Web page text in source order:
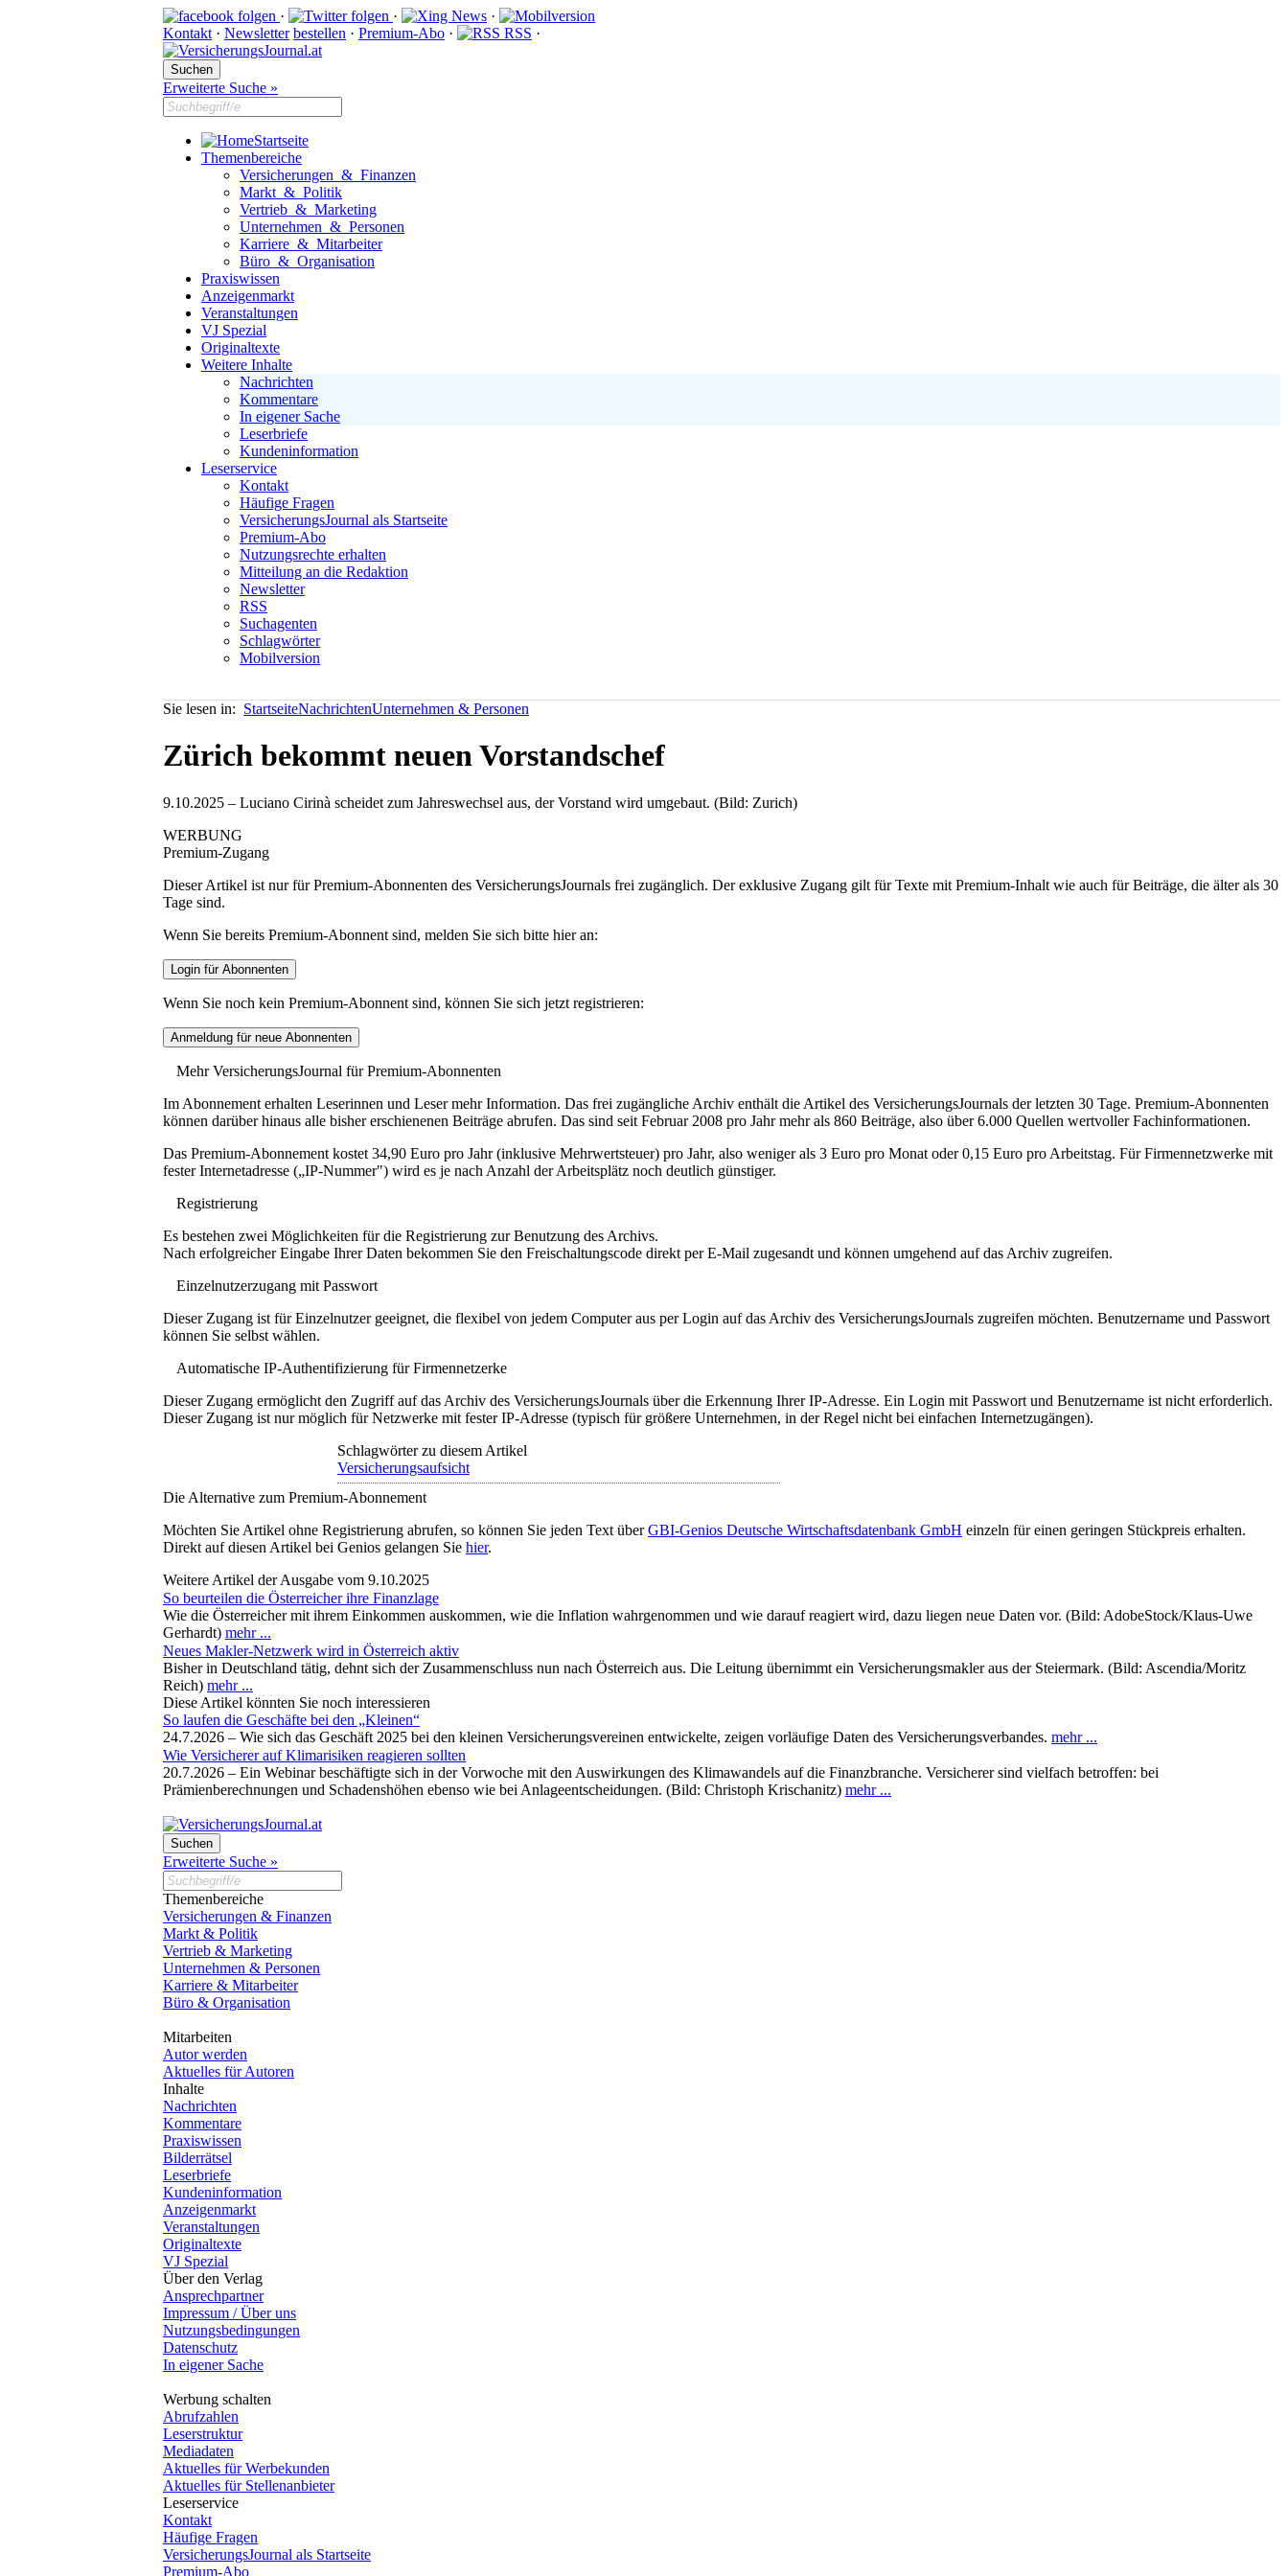
· ·
·
Kontakt · Newsletter bestellen · Premium-Abo · RSS ·
Erweiterte Suche »
Startseite
Themenbereiche
Versicherungen & Finanzen
Markt & Politik
Vertrieb & Marketing
Unternehmen & Personen
Karriere & Mitarbeiter
Büro & Organisation
Praxiswissen
Anzeigenmarkt
Veranstaltungen
VJ Spezial
Originaltexte
Weitere Inhalte
Nachrichten
Kommentare
In eigener Sache
Leserbriefe
Kundeninformation
Leserservice
Kontakt
Häufige Fragen
VersicherungsJournal als Startseite
Premium-Abo
Nutzungsrechte erhalten
Mitteilung an die Redaktion
Newsletter
RSS
Suchagenten
Schlagwörter
Mobilversion
Sie lesen in: StartseiteNachrichtenUnternehmen & Personen
Zürich bekommt neuen Vorstandschef
9.10.2025 – Luciano Cirinà scheidet zum Jahreswechsel aus, der Vorstand wird umgebaut. (Bild: Zurich)
WERBUNG
Premium-Zugang
Dieser Artikel ist nur für Premium-Abonnenten des VersicherungsJournals frei zugänglich. Der exklusive Zugang gilt für Texte mit Premium-Inhalt wie auch für Beiträge, die älter als 30
Tage sind.
Wenn Sie bereits Premium-Abonnent sind, melden Sie sich bitte hier an:
Wenn Sie noch kein Premium-Abonnent sind, können Sie sich jetzt registrieren:
Mehr VersicherungsJournal für Premium-Abonnenten
Im Abonnement erhalten Leserinnen und Leser mehr Information. Das frei zugängliche Archiv enthält die Artikel des VersicherungsJournals der letzten 30 Tage. Premium-Abonnenten
können darüber hinaus alle bisher erschienenen Beiträge abrufen. Das sind seit Februar 2008 pro Jahr mehr als 860 Beiträge, also über 6.000 Quellen wertvoller Fachinformationen.
Das Premium-Abonnement kostet 34,90 Euro pro Jahr (inklusive Mehrwertsteuer) pro Jahr, also weniger als 3 Euro pro Monat oder 0,15 Euro pro Arbeitstag. Für Firmennetzwerke mit
fester Internetadresse („IP-Nummer") wird es je nach Anzahl der Arbeitsplätz noch deutlich günstiger.
Registrierung
Es bestehen zwei Möglichkeiten für die Registrierung zur Benutzung des Archivs.
Nach erfolgreicher Eingabe Ihrer Daten bekommen Sie den Freischaltungscode direkt per E-Mail zugesandt und können umgehend auf das Archiv zugreifen.
Einzelnutzerzugang mit Passwort
Dieser Zugang ist für Einzelnutzer geeignet, die flexibel von jedem Computer aus per Login auf das Archiv des VersicherungsJournals zugreifen möchten. Benutzername und Passwort
können Sie selbst wählen.
Automatische IP-Authentifizierung für Firmennetzerke
Dieser Zugang ermöglicht den Zugriff auf das Archiv des VersicherungsJournals über die Erkennung Ihrer IP-Adresse. Ein Login mit Passwort und Benutzername ist nicht erforderlich.
Dieser Zugang ist nur möglich für Netzwerke mit fester IP-Adresse (typisch für größere Unternehmen, in der Regel nicht bei einfachen Internetzugängen).
Schlagwörter zu diesem Artikel
Versicherungsaufsicht
Die Alternative zum Premium-Abonnement
Möchten Sie Artikel ohne Registrierung abrufen, so können Sie jeden Text überGBI-Genios Deutsche Wirtschaftsdatenbank GmbH einzeln für einen geringen Stückpreis erhalten.
Direkt auf diesen Artikel bei Genios gelangen Sie hier.
Weitere Artikel der Ausgabe vom 9.10.2025
So beurteilen die Österreicher ihre Finanzlage
Wie die Österreicher mit ihrem Einkommen auskommen, wie die Inflation wahrgenommen und wie darauf reagiert wird, dazu liegen neue Daten vor. (Bild: AdobeStock/Klaus-Uwe
Gerhardt) mehr ...
Neues Makler-Netzwerk wird in Österreich aktiv
Bisher in Deutschland tätig, dehnt sich der Zusammenschluss nun nach Österreich aus. Die Leitung übernimmt ein Versicherungsmakler aus der Steiermark. (Bild: Ascendia/Moritz
Reich) mehr ...
Diese Artikel könnten Sie noch interessieren
So laufen die Geschäfte bei den „Kleinen“
24.7.2026 – Wie sich das Geschäft 2025 bei den kleinen Versicherungsvereinen entwickelte, zeigen vorläufige Daten des Versicherungsverbandes. mehr ...
Wie Versicherer auf Klimarisiken reagieren sollten
20.7.2026 – Ein Webinar beschäftigte sich in der Vorwoche mit den Auswirkungen des Klimawandels auf die Finanzbranche. Versicherer sind vielfach betroffen: bei
Prämienberechnungen und Schadenshöhen ebenso wie bei Anlageentscheidungen. (Bild: Christoph Krischanitz) mehr ...
Erweiterte Suche »
Themenbereiche
Versicherungen & Finanzen
Markt & Politik
Vertrieb & Marketing
Unternehmen & Personen
Karriere & Mitarbeiter
Büro & Organisation
Mitarbeiten
Autor werden
Aktuelles für Autoren
Inhalte
Nachrichten
Kommentare
Praxiswissen
Bilderrätsel
Leserbriefe
Kundeninformation
Anzeigenmarkt
Veranstaltungen
Originaltexte
VJ Spezial
Über den Verlag
Ansprechpartner
Impressum / Über uns
Nutzungsbedingungen
Datenschutz
In eigener Sache
Werbung schalten
Abrufzahlen
Leserstruktur
Mediadaten
Aktuelles für Werbekunden
Aktuelles für Stellenanbieter
Leserservice
Kontakt
Häufige Fragen
VersicherungsJournal als Startseite
Premium-Abo